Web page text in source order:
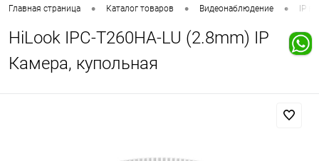
Главная страница • Каталог товаров • Видеонаблюдение • IP
HiLook IPC-T260HA-LU (2.8mm) IP
Камера, купольная